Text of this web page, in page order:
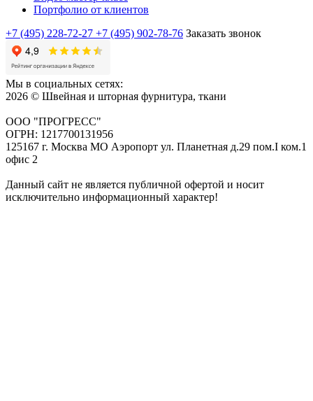
Портфолио от клиентов
+7 (495) 228-72-27 +7 (495) 902-78-76 Заказать звонок
Мы в социальных сетях:
2026 © Швейная и шторная фурнитура, ткани
ООО "ПРОГРЕСС"
ОГРН: 1217700131956
125167 г. Москва МО Аэропорт ул. Планетная д.29 пом.I ком.1
офис 2
Данный сайт не является публичной офертой и носит
исключительно информационный характер!